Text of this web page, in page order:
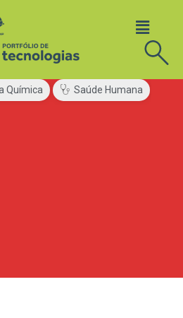
Química Saúde Humana